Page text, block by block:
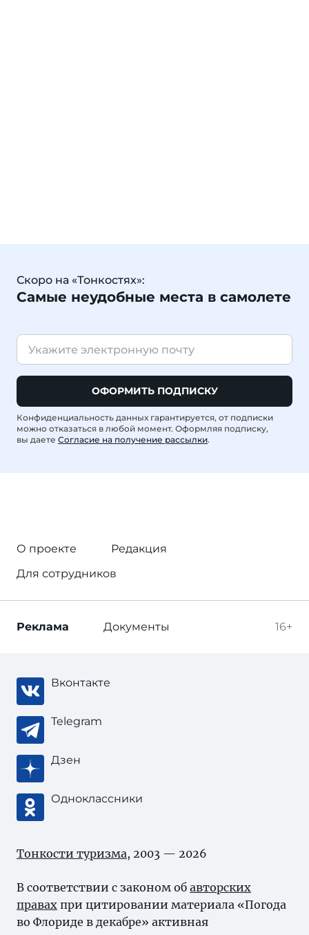
Скоро на «Тонкостях»:
Самые неудобные места в самолете
ОФОРМИТЬ ПОДПИСКУ
Конфиденциальность данных гарантируется, от подписки
можно отказаться в любой момент. Оформляя подписку,
вы даете Согласие на получение рассылки.
О проекте
Редакция
Для сотрудников
16+
Реклама Документы
Вконтакте
Telegram
Дзен
Одноклассники
Тонкости туризма, 2003 — 2026
В соответствии с законом об авторских
правах при цитировании материала «Погода
во Флориде в декабре» активная